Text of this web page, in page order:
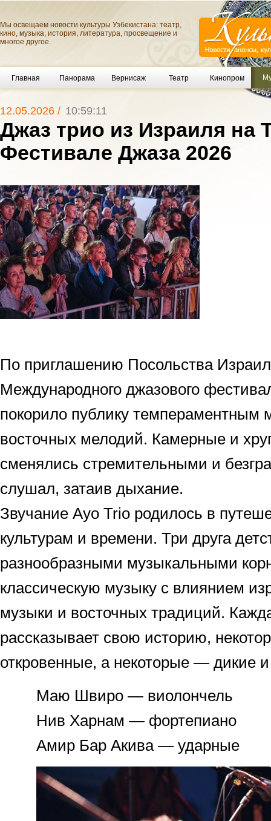
Мы освещаем новости культуры Узбекистана: театр,
кино, музыка, история, литература, просвещение и
многое другое.
Главная Панорама Вернисаж Театр Кинопром
12.05.2026 / 10:59:11
Джаз трио из Израиля на
Фестивале Джаза 2026
По приглашению Посольства
Международного джазового
покорило публику темпераментным
восточных мелодий. Камерные и
сменялись стремительными и
слушал, затаив дыхание.
Звучание Ayo Trio родилось в
культурам и времени. Три друга
разнообразными музыкальными
классическую музыку с влиянием
музыки и восточных традиций.
рассказывает свою историю,
откровенные, а некоторые — дикие
Маю Швиро — виолончель
Нив Харнам — фортепиано
Амир Бар Акива — ударные